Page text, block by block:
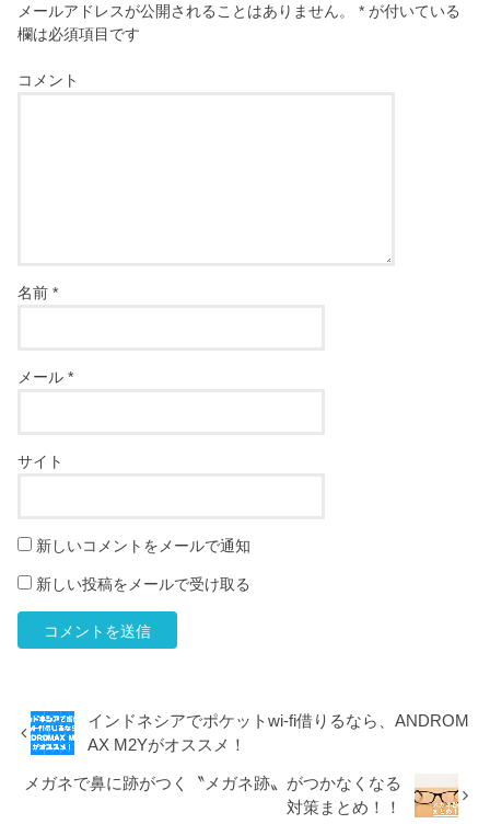
メールアドレスが公開されることはありません。 * が付いている
欄は必須項目です
コメント
名前*
メール*
サイト
新しいコメントをメールで通知
新しい投稿をメールで受け取る
インドネシアでポケットwi-fi借りるなら、ANDROM
AX M2Yがオススメ！
メガネで鼻に跡がつく〝メガネ跡〟がつかなくなる
対策まとめ！！